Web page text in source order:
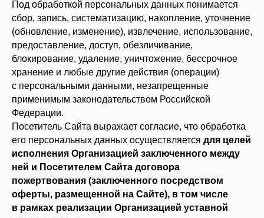
+7 999 806-15-
VIMEO
Под обработкой персональных данных понимается
сбор, запись, систематизацию, накопление, уточнение
(обновление, изменение), извлечение, использование,
предоставление, доступ, обезличивание,
блокирование, удаление, уничтожение, бессрочное
хранение и любые другие действия (операции)
с персональными данными, незапрещенные
применимым законодательством Российской
Федерации.
Посетитель Сайта выражает согласие, что обработка
его персональных данных осуществляется для целей
исполнения Организацией заключенного между
ней и Посетителем Сайта договора
пожертвования (заключенного посредством
оферты, размещенной на Сайте), в том числе
в рамках реализации Организацией уставной